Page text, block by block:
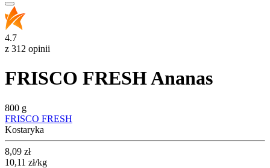
4.7
z 312 opinii
FRISCO FRESH Ananas
800 g
FRISCO FRESH
Kostaryka
Cena
8,09 zł
10,11 zł/kg